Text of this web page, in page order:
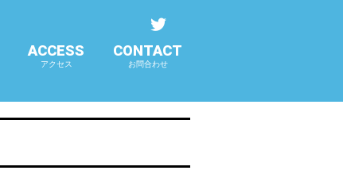
ACCESS
アクセス
CONTACT
お問合わせ